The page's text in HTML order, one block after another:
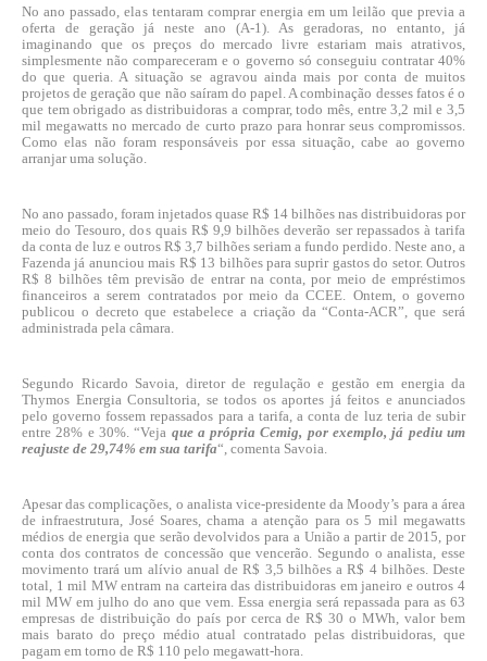
No ano passado, elas tentaram comprar energia em um leilão que previa a
oferta de geração já neste ano (A-1). As geradoras, no entanto, já
imaginando que os preços do mercado livre estariam mais atrativos,
simplesmente não compareceram e o governo só conseguiu contratar 40%
do que queria. A situação se agravou ainda mais por conta de muitos
projetos de geração que não saíram do papel. A combinação desses fatos é o
que tem obrigado as distribuidoras a comprar, todo mês, entre 3,2 mil e 3,5
mil megawatts no mercado de curto prazo para honrar seus compromissos.
Como elas não foram responsáveis por essa situação, cabe ao governo
arranjar uma solução.
No ano passado, foram injetados quase R$ 14 bilhões nas distribuidoras por
meio do Tesouro, dos quais R$ 9,9 bilhões deverão ser repassados à tarifa
da conta de luz e outros R$ 3,7 bilhões seriam a fundo perdido. Neste ano, a
Fazenda já anunciou mais R$ 13 bilhões para suprir gastos do setor. Outros
R$ 8 bilhões têm previsão de entrar na conta, por meio de empréstimos
financeiros a serem contratados por meio da CCEE. Ontem, o governo
publicou o decreto que estabelece a criação da “Conta-ACR”, que será
administrada pela câmara.
Segundo Ricardo Savoia, diretor de regulação e gestão em energia da
Thymos Energia Consultoria, se todos os aportes já feitos e anunciados
pelo governo fossem repassados para a tarifa, a conta de luz teria de subir
entre 28% e 30%. “Veja que a própria Cemig, por exemplo, já pediu um
reajuste de 29,74% em sua tarifa“, comenta Savoia.
Apesar das complicações, o analista vice-presidente da Moody’s para a área
de infraestrutura, José Soares, chama a atenção para os 5 mil megawatts
médios de energia que serão devolvidos para a União a partir de 2015, por
conta dos contratos de concessão que vencerão. Segundo o analista, esse
movimento trará um alívio anual de R$ 3,5 bilhões a R$ 4 bilhões. Deste
total, 1 mil MW entram na carteira das distribuidoras em janeiro e outros 4
mil MW em julho do ano que vem. Essa energia será repassada para as 63
empresas de distribuição do país por cerca de R$ 30 o MWh, valor bem
mais barato do preço médio atual contratado pelas distribuidoras, que
pagam em torno de R$ 110 pelo megawatt-hora.